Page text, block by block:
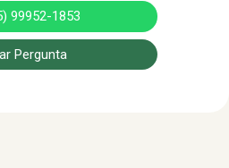
99952-1853
Pergunta